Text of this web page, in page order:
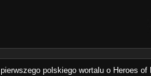
pierwszego polskiego wortalu o Heroes